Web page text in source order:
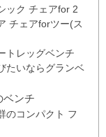
ック チェアfor 2
チェアforツー(ス
トレッグベンチ
たいならグランベ
ベンチ
のコンパクト フ